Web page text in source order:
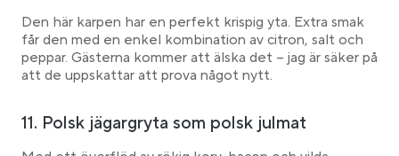
Den här karpen har en perfekt krispig yta. Extra smak
får den med en enkel kombination av citron, salt och
peppar. Gästerna kommer att älska det – jag är säker på
att de uppskattar att prova något nytt.
11. Polsk jägargryta som polsk julmat